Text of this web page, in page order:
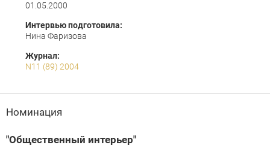
01.05.2000
Интервью подготовила:
Нина Фаризова
Журнал:
N11 (89) 2004
Номинация
"Общественный интерьер"